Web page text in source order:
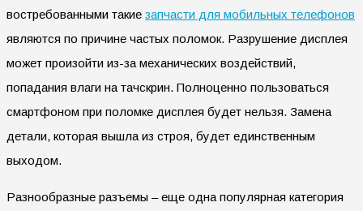
востребованными такие запчасти для мобильных телефонов
являются по причине частых поломок. Разрушение дисплея
может произойти из-за механических воздействий,
попадания влаги на тачскрин. Полноценно пользоваться
смартфоном при поломке дисплея будет нельзя. Замена
детали, которая вышла из строя, будет единственным
выходом.
Разнообразные разъемы – еще одна популярная категория